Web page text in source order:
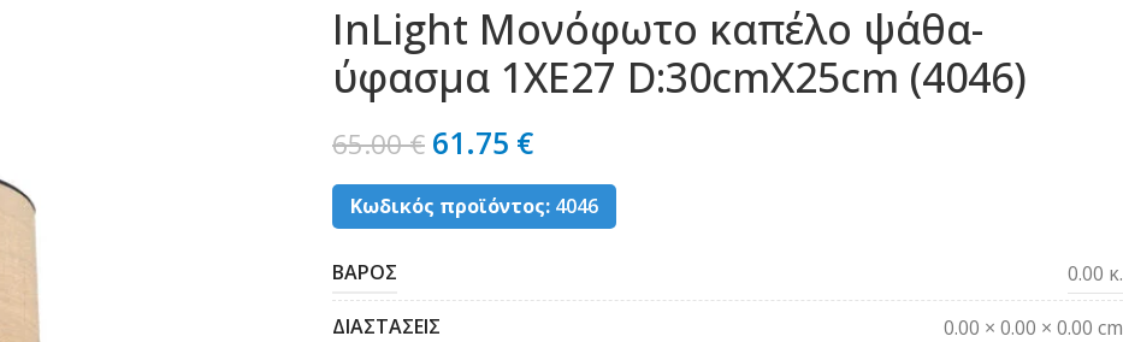
InLight Μονόφωτο καπέλο ψάθα-
ύφασμα 1XE27 D:30cmX25cm (4046)
65.00€ 61.75 €
Κωδικός προϊόντος: 4046
ΒΑΡΟΣ 0.00 κ.
ΔΙΑΣΤΑΣΕΙΣ 0.00 × 0.00 × 0.00 cm